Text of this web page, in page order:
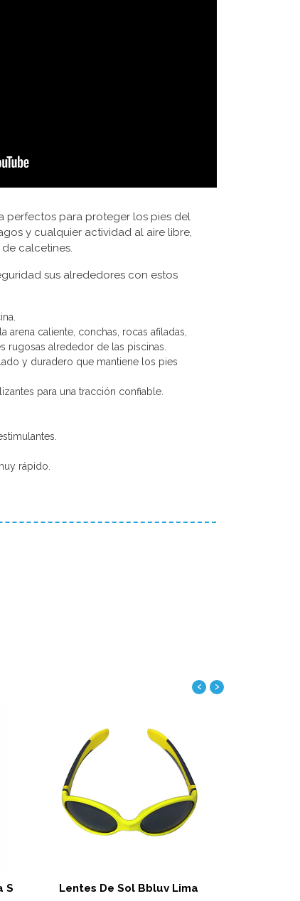
perfectos para proteger los pies del
y cualquier actividad al aire libre,
calcetines.
sus alrededores con estos
arena caliente, conchas, rocas afiladas,
rugosas alrededor de las piscinas.
y duradero que mantiene los pies
para una tracción confiable.
rápido.
S Lentes De Sol Bbluv Lima
Ver detalles
‹ ›